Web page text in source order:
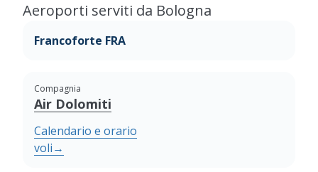
Aeroporti serviti da Bologna
Francoforte FRA
Compagnia
Air Dolomiti
Calendario e orario
voli→